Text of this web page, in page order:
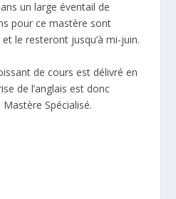
un large éventail de
pour ce mastère sont
le resteront jusqu’à mi-juin.
de cours est délivré en
de l’anglais est donc
Spécialisé.